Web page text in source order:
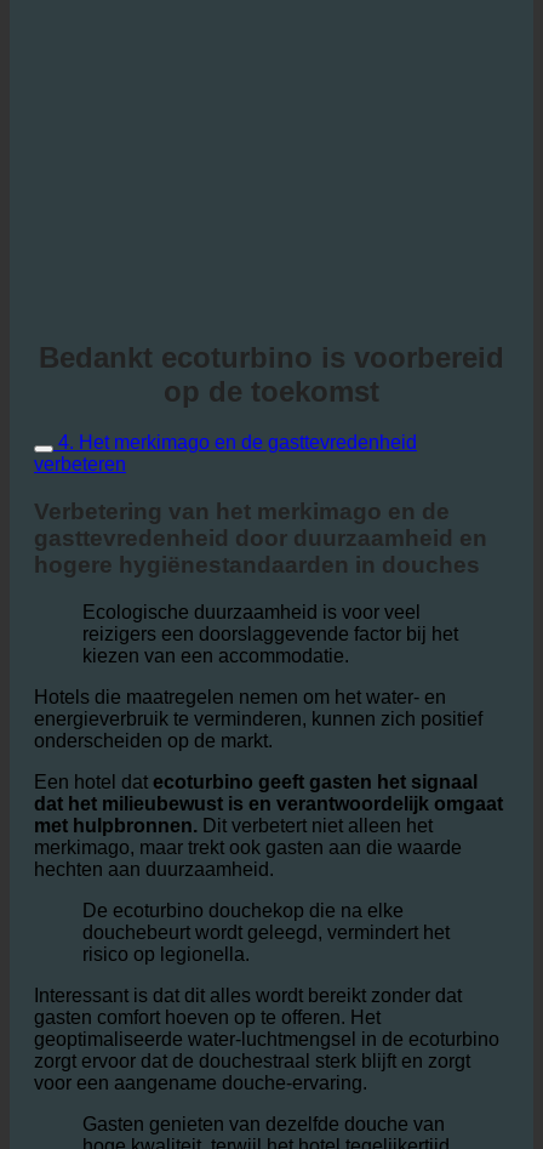
Bedankt ecoturbino is voorbereid
op de toekomst
4. Het merkimago en de gasttevredenheid
verbeteren
Verbetering van het merkimago en de
gasttevredenheid door duurzaamheid en
hogere hygiënestandaarden in douches
reizigers een doorslaggevende factor bij het
kiezen van een accommodatie.
Hotels die maatregelen nemen om het water- en
energieverbruik te verminderen, kunnen zich positief
onderscheiden op de markt.
Een hotel datecoturbino geeft gasten het signaal
dat het milieubewust is en verantwoordelijk omgaat
merkimago, maar trekt ook gasten aan die waarde
hechten aan duurzaamheid.
De ecoturbino douchekop die na elke
douchebeurt wordt geleegd, vermindert het
risico op legionella.
Interessant is dat dit alles wordt bereikt zonder dat
gasten comfort hoeven op te offeren. Het
geoptimaliseerde water-luchtmengsel in de ecoturbino
zorgt ervoor dat de douchestraal sterk blijft en zorgt
voor een aangename douche-ervaring.